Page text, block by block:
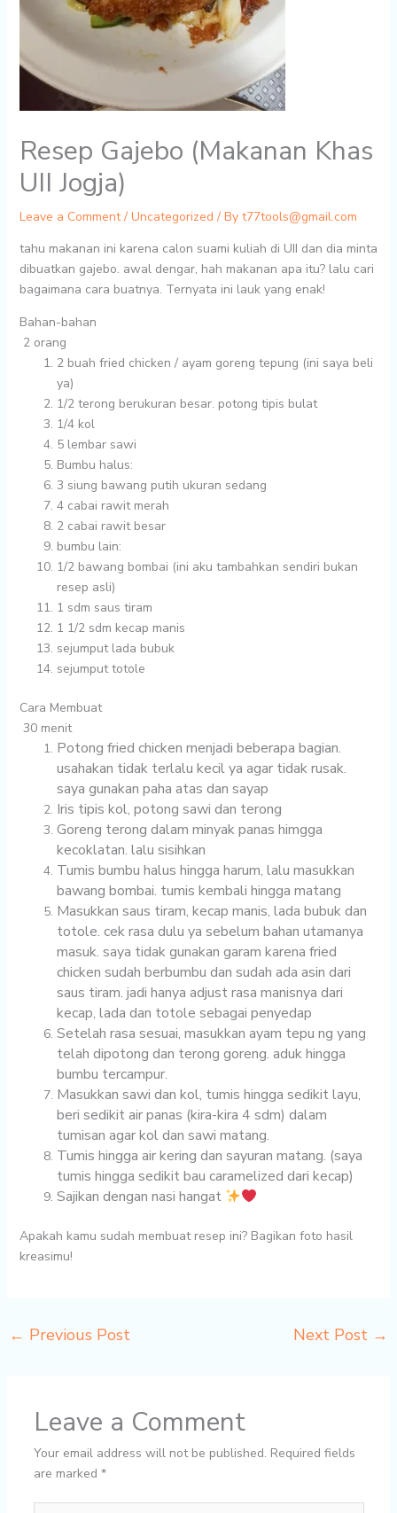
Resep Gajebo (Makanan Khas
UII Jogja)
Leave a Comment / Uncategorized / By t77tools@gmail.com
tahu makanan ini karena calon suami kuliah di UII dan dia minta
dibuatkan gajebo. awal dengar, hah makanan apa itu? lalu cari
bagaimana cara buatnya. Ternyata ini lauk yang enak!
Bahan-bahan
2 orang
2 buah fried chicken / ayam goreng tepung (ini saya beli
ya)
1/2terong berukuran besar. potong tipis bulat
1/4 kol
5 lembar sawi
Bumbu halus:
3 siung bawang putih ukuran sedang
4 cabai rawit merah
2cabai rawit besar
bumbu lain:
1/2 bawang bombai (ini aku tambahkan sendiri bukan
resep asli)
1 sdm saus tiram
1 1/2 sdm kecap manis
sejumputlada bubuk
sejumputtotole
Cara Membuat
30 menit
Potong fried chicken menjadi beberapa bagian.
usahakan tidak terlalu kecil ya agar tidak rusak.
saya gunakan paha atas dan sayap
Iris tipis kol, potong sawi dan terong
Goreng terong dalam minyak panas himgga
kecoklatan. lalu sisihkan
Tumis bumbu halus hingga harum, lalu masukkan
bawang bombai. tumis kembali hingga matang
Masukkan saus tiram, kecap manis, lada bubuk dan
totole. cek rasa dulu ya sebelum bahan utamanya
masuk. saya tidak gunakan garam karena fried
chicken sudah berbumbu dan sudah ada asin dari
saus tiram. jadi hanya adjust rasa manisnya dari
kecap, lada dan totole sebagai penyedap
Setelah rasa sesuai, masukkan ayam tepu ng yang
telah dipotong dan terong goreng. aduk hingga
bumbu tercampur.
Masukkan sawi dan kol, tumis hingga sedikit layu,
beri sedikit air panas (kira-kira 4 sdm) dalam
tumisan agar kol dan sawi matang.
Tumis hingga air kering dan sayuran matang. (saya
tumis hingga sedikit bau caramelized dari kecap)
Sajikan dengan nasi hangat
Apakah kamu sudah membuat resep ini? Bagikan foto hasil
kreasimu!
← Previous Post Next Post →
Leave a Comment
Your email address will not be published. Required fields
are marked *